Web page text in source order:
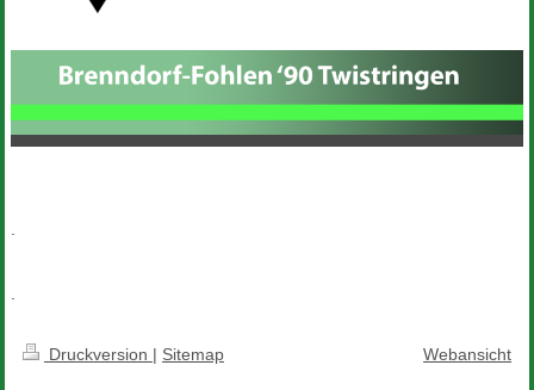
Druckversion | Sitemap Webansicht